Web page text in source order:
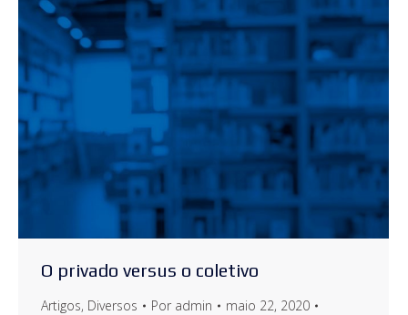
O privado versus o coletivo
Artigos, Diversos Por admin
maio 22, 2020